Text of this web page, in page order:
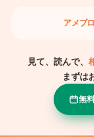
アメブ
見て、読んで、
まずは
無